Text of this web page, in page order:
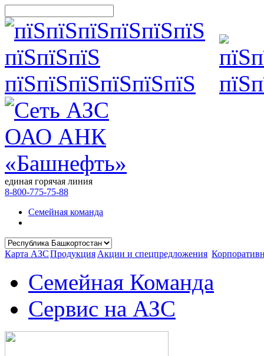
единая горячая линия
8-800-775-75-88
Семейная команда
Карта АЗСПродукция Акции и спецпредложения
Семейная Команда
Сервис на АЗС